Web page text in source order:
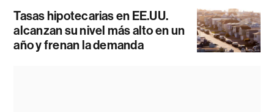
Tasas hipotecarias en EE.UU.
alcanzan su nivel más alto en un
año y frenan la demanda